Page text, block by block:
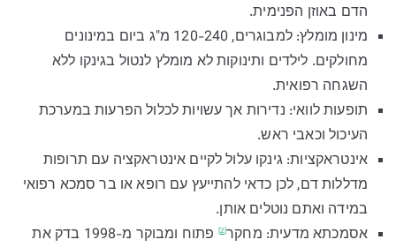
הדם באוזן הפנימית.
מינון מומלץ: למבוגרים, 120-240 מ"ג ביום במינונים
מחולקים. לילדים ותינוקות לא מומלץ לנטול בגינקו ללא
השגחה רפואית.
תופעות לוואי: נדירות אך עשויות לכלול הפרעות במערכת
העיכול וכאבי ראש.
אינטראקציות: גינקו עלול לקיים אינטראקציה עם תרופות
מדללות דם, לכן כדאי להתייעץ עם רופא או בר סמכא רפואי
במידה ואתם נוטלים אותן.
אסמכתא מדעית: מחקר[2]
פתוח ומבוקר מ-1998 בדק את